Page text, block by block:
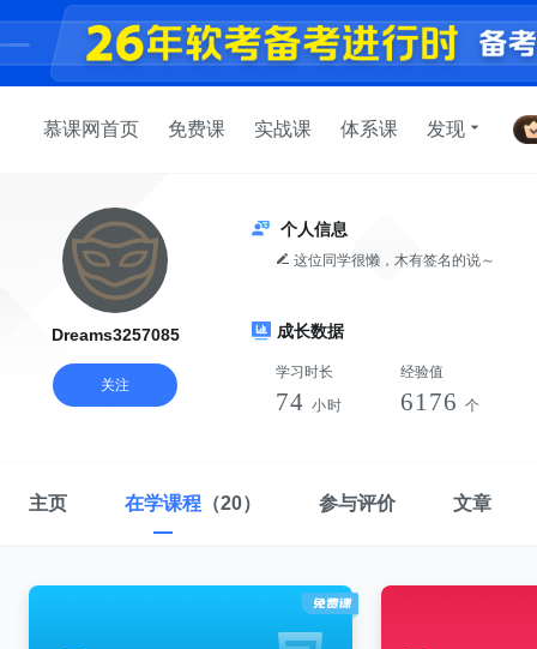
慕课网首页 免费课 实战课 体系课 发现
Dreams3257085
关注
个人信息
这位同学很懒，木有签名的说～
成长数据
学习时长
74 小时
经验值
6176 个
主页 在学课程 （20） 参与评价 文章